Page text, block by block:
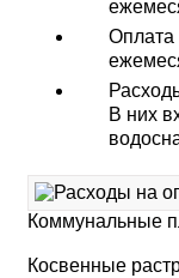
Оплата
В них
Коммунальные
Косвенные